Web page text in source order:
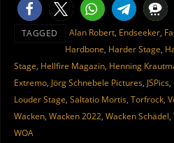
TAGGED Alan Robert, Endseeker,
Hardbone, Harder Stage,
Stage, Hellfire Magazin, Henning
Extremo, Jörg Schnebele Pictures, JSPics,
Louder Stage, Saltatio Mortis, Torfrock,
Wacken, Wacken 2022, Wacken Schädel,
WOA